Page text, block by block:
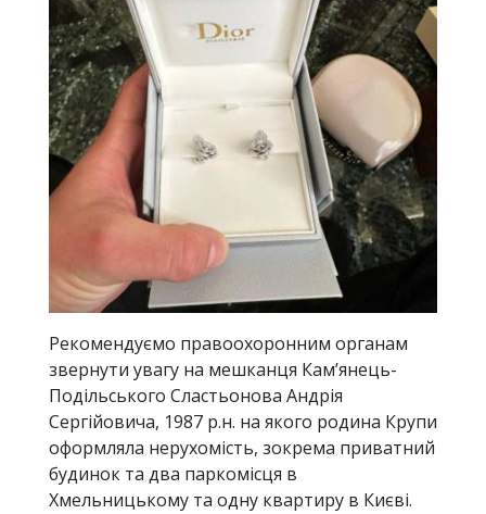
Рекомендуємо правоохоронним органам
звернути увагу на мешканця Камʼянець-
Подільського Сластьонова Андрія
Сергійовича, 1987 р.н. на якого родина Крупи
оформляла нерухомість, зокрема приватний
будинок та два паркомісця в
Хмельницькому та одну квартиру в Києві.